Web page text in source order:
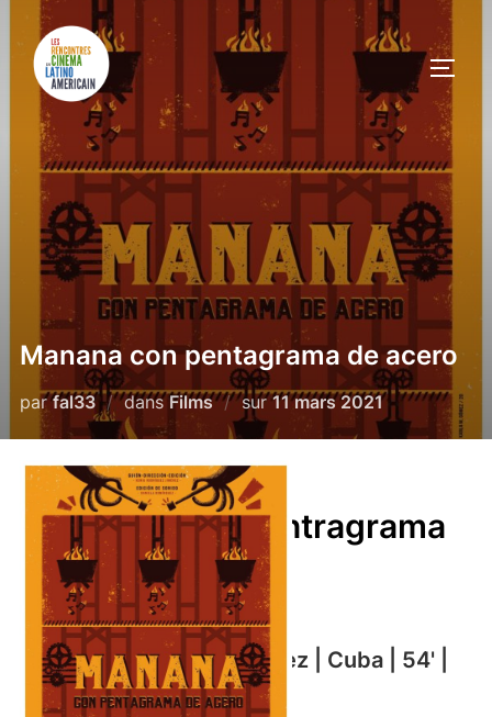
Manana con pentagrama de acero
parfal33 dansFilms sur11 mars 2021
Manana con pentragrama
de acero
Kenia Rodriguez Jimenez | Cuba | 54' |
2020